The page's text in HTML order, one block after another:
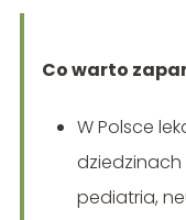
Co warto
W Polsce
dziedzinach
pediatria,